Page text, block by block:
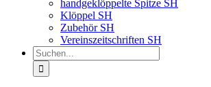
handgeklöppelte Spitze SH
Klöppel SH
Zubehör SH
Vereinszeitschriften SH
Suche
nach: